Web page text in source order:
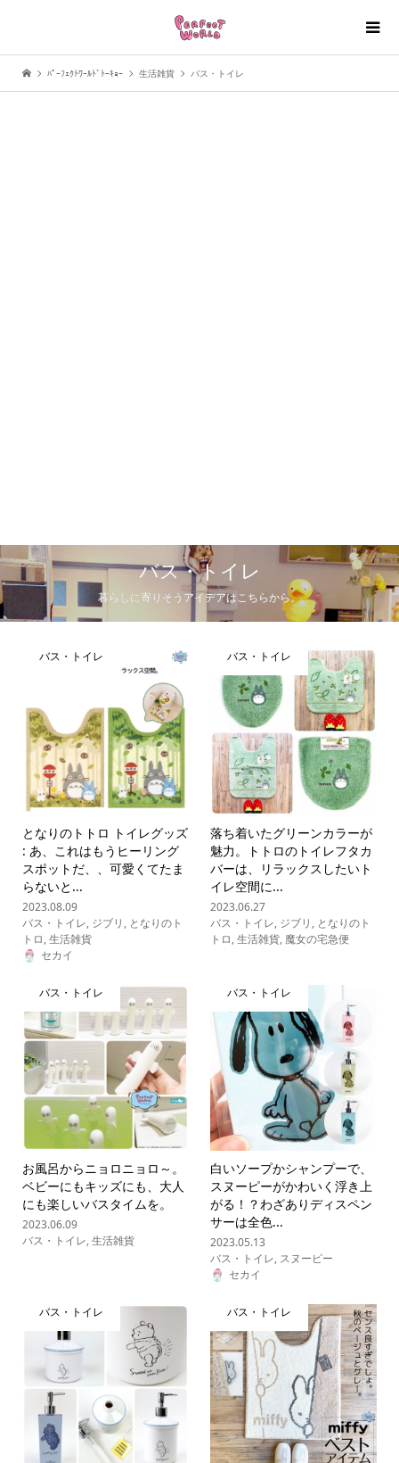
ﾊﾟｰﾌｪｸﾄﾜｰﾙﾄﾞﾄｰｷｮｰ 生活雑貨 バス・トイレ
バス・トイレ
暮らしに寄りそうアイデアはこちらから。
バス・トイレ
となりのトトロ トイレグッズ
: あ、これはもうヒーリング
スポットだ、、可愛くてたま
らないと...
2023.08.09
バス・トイレ, ジブリ , となりのト
トロ,生活雑貨
セカイ
バス・トイレ
落ち着いたグリーンカラーが
魅力。トトロのトイレフタカ
バーは、リラックスしたいト
イレ空間に...
2023.06.27
バス・トイレ, ジブリ , となりのト
トロ,生活雑貨, 魔女の宅急便
バス・トイレ
お風呂からニョロニョロ～。
ベビーにもキッズにも、大人
にも楽しいバスタイムを。
2023.06.09
バス・トイレ,生活雑貨
バス・トイレ
白いソープかシャンプーで、
スヌーピーがかわいく浮き上
がる！？わざありディスペン
サーは全色...
2023.05.13
バス・トイレ, スヌーピー
セカイ
バス・トイレ バス・トイレ